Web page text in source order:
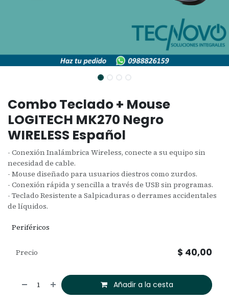
Combo Teclado + Mouse
LOGITECH MK270 Negro
WIRELESS Español
- Conexión Inalámbrica Wireless, conecte a su equipo sin
necesidad de cable.
- Mouse diseñado para usuarios diestros como zurdos.
- Conexión rápida y sencilla a través de USB sin programas.
- Teclado Resistente a Salpicaduras o derrames accidentales
de líquidos.
Periféricos
Añadir a la cesta
Precio $ 40,00